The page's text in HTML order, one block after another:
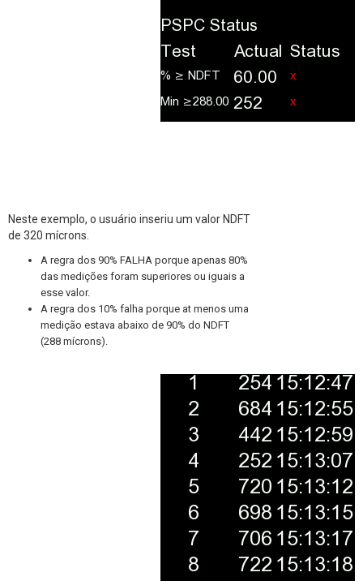
Neste exemplo, o usuário inseriu um valor NDFT
de 320 mícrons.
A regra dos 90% FALHA porque apenas 80%
das medições foram superiores ou iguais a
esse valor.
A regra dos 10% falha porque at menos uma
medição estava abaixo de 90% do NDFT
(288 mícrons).